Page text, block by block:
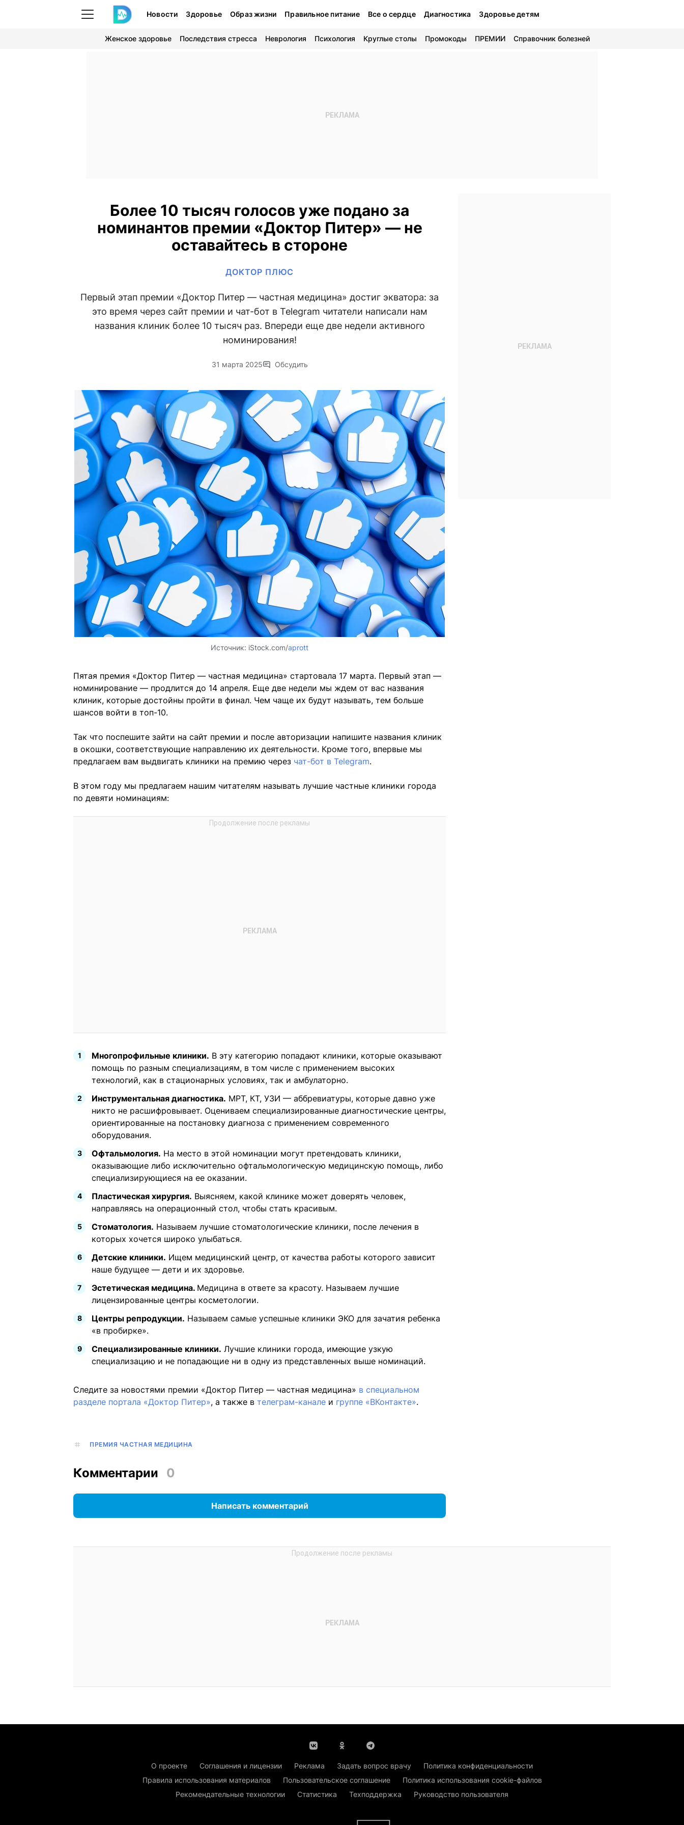
Новости Здоровье Образ жизни Правильное питание Все о сердце Диагностика Здоровье детям
Женское здоровье Последствия стресса Неврология Психология Круглые столы Промокоды ПРЕМИИ Справочник болезней
Более 10 тысяч голосов уже подано за
номинантов премии «Доктор Питер» — не
оставайтесь в стороне
ДОКТОР ПЛЮС
Первый этап премии «Доктор Питер — частная медицина» достиг экватора: за
это время через сайт премии и чат-бот в Telegram читатели написали нам
названия клиник более 10 тысяч раз. Впереди еще две недели активного
номинирования!
31 марта 2025 Обсудить
Источник: iStock.com/aprott
Пятая премия «Доктор Питер — частная медицина» стартовала 17 марта. Первый этап —
номинирование — продлится до 14 апреля. Еще две недели мы ждем от вас названия
клиник, которые достойны пройти в финал. Чем чаще их будут называть, тем больше
шансов войти в топ-10.
Так что поспешите зайти на сайт премии и после авторизации напишите названия клиник
в окошки, соответствующие направлению их деятельности. Кроме того, впервые мы
предлагаем вам выдвигать клиники на премию через чат-бот в Telegram.
В этом году мы предлагаем нашим читателям называть лучшие частные клиники города
по девяти номинациям:
Многопрофильные клиники. В эту категорию попадают клиники, которые оказывают
помощь по разным специализациям, в том числе с применением высоких
технологий, как в стационарных условиях, так и амбулаторно.
Инструментальная диагностика. МРТ, КТ, УЗИ — аббревиатуры, которые давно уже
никто не расшифровывает. Оцениваем специализированные диагностические центры,
ориентированные на постановку диагноза с применением современного
оборудования.
Офтальмология. На место в этой номинации могут претендовать клиники,
оказывающие либо исключительно офтальмологическую медицинскую помощь, либо
специализирующиеся на ее оказании.
Пластическая хирургия. Выясняем, какой клинике может доверять человек,
направляясь на операционный стол, чтобы стать красивым.
Стоматология. Называем лучшие стоматологические клиники, после лечения в
которых хочется широко улыбаться.
Детские клиники. Ищем медицинский центр, от качества работы которого зависит
наше будущее — дети и их здоровье.
Эстетическая медицина. Медицина в ответе за красоту. Называем лучшие
лицензированные центры косметологии.
Центры репродукции. Называем самые успешные клиники ЭКО для зачатия ребенка
«в пробирке».
Специализированные клиники. Лучшие клиники города, имеющие узкую
специализацию и не попадающие ни в одну из представленных выше номинаций.
Следите за новостями премии «Доктор Питер — частная медицина» в специальном
разделе портала «Доктор Питер», а также в телеграм-канале и группе «ВКонтакте».
ПРЕМИЯ ЧАСТНАЯ МЕДИЦИНА
Комментарии 0
Написать комментарий
О проекте Соглашения и лицензии Реклама Задать вопрос врачу
Политика конфиденциальности
Правила использования материалов
Пользовательское соглашение
Политика использования cookie-файлов
Рекомендательные технологии
Статистика Техподдержка Руководство пользователя